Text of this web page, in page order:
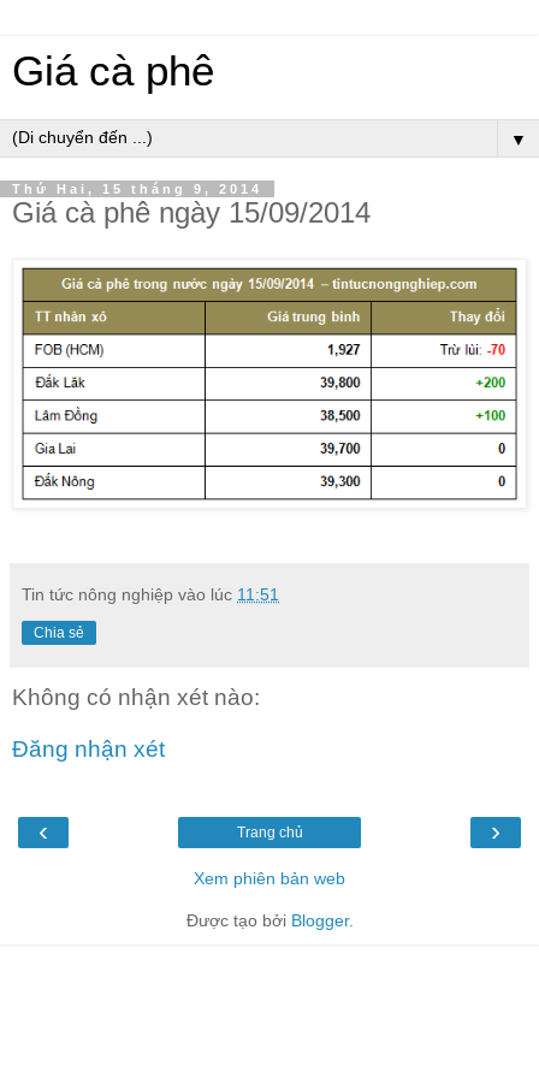
Giá cà phê
▼
Thứ Hai, 15 tháng 9, 2014
Giá cà phê ngày 15/09/2014
Tin tức nông nghiệp vào lúc 11:51
Chia sẻ
Không có nhận xét nào:
Đăng nhận xét
‹ ›
Trang chủ
Xem phiên bản web
Được tạo bởi Blogger.